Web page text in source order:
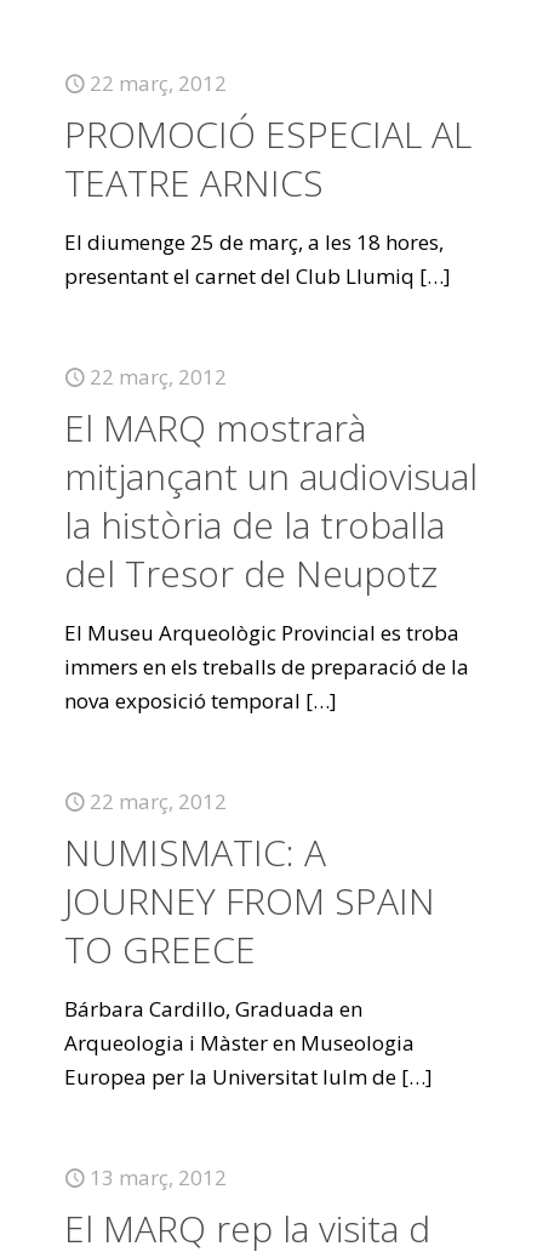
22 març, 2012
PROMOCIÓ ESPECIAL AL
TEATRE ARNICS
El diumenge 25 de març, a les 18 hores,
presentant el carnet del Club Llumiq […]
22 març, 2012
El MARQ mostrarà
mitjançant un audiovisual
la història de la troballa
del Tresor de Neupotz
El Museu Arqueològic Provincial es troba
immers en els treballs de preparació de la
nova exposició temporal […]
22 març, 2012
NUMISMATIC: A
JOURNEY FROM SPAIN
TO GREECE
Bárbara Cardillo, Graduada en
Arqueologia i Màster en Museologia
Europea per la Universitat Iulm de […]
13 març, 2012
El MARQ rep la visita d